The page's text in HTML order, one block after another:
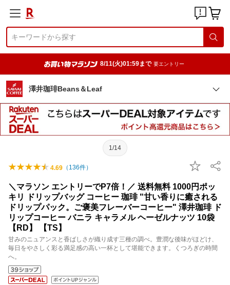
8/11(火)01:59まで 要エントリー
澤井珈琲Beans＆Leaf
1/14
4.69 （ 136件）
＼マラソン エントリーでP7倍！／ 送料無料 1000円ポッ
キリ ドリップバッグ コーヒー 珈琲 "甘い香りに癒される
ドリップパック。ご褒美フレーバーコーヒー" 澤井珈琲 ド
リップコーヒー バニラ キャラメル ヘーゼルナッツ 10袋
【RD】 【TS】
甘みのニュアンスと香ばしさが織り成す三種の調べ。豊潤な後味がほどけ、
毎日をやさしく彩る満足感の高い一杯として堪能できます。くつろぎの時間
へ。